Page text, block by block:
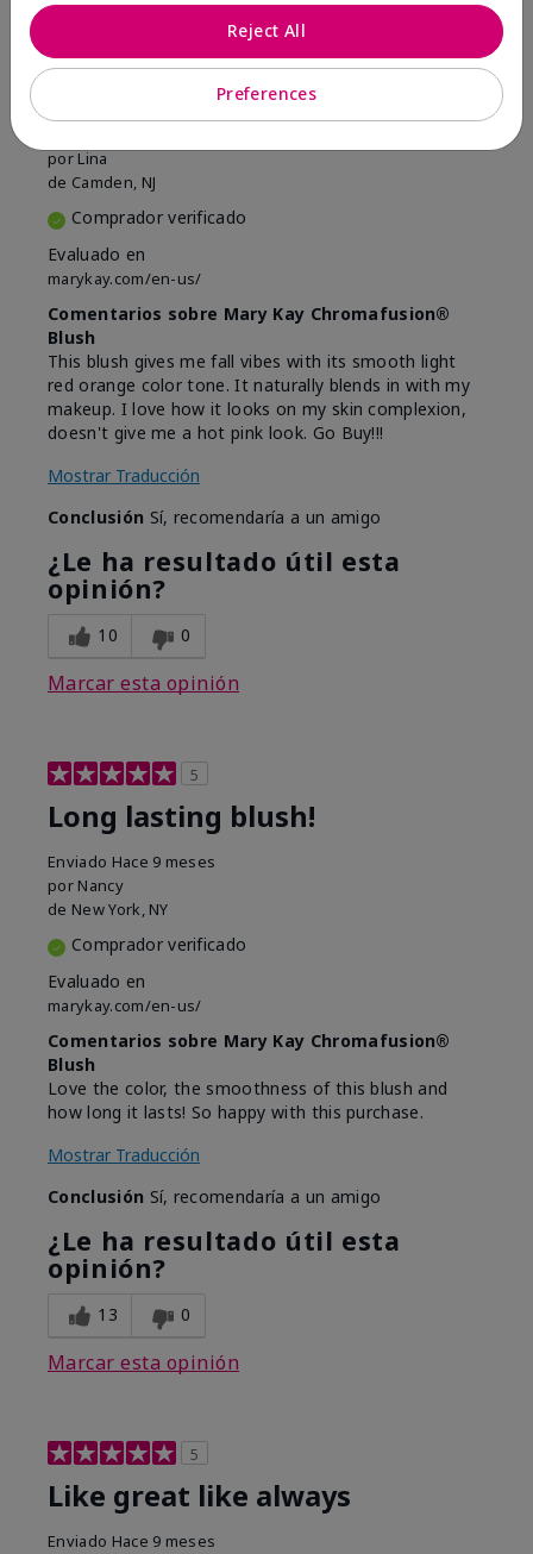
porLina
de Camden, NJ
Comprador verificado
Evaluado en
marykay.com/en-us/
Comentarios sobre Mary Kay Chromafusion®
Blush
This blush gives me fall vibes with its smooth light
red orange color tone. It naturally blends in with my
makeup. I love how it looks on my skin complexion,
doesn't give me a hot pink look. Go Buy!!!
Mostrar Traducción
Conclusión Sí, recomendaría a un amigo
¿Le ha resultado útil esta
opinión?
10 0
Marcar esta opinión
5
Long lasting blush!
Enviado Hace 9 meses
por Nancy
de New York, NY
Comprador verificado
Evaluado en
marykay.com/en-us/
Comentarios sobre Mary Kay Chromafusion®
Blush
Love the color, the smoothness of this blush and
how long it lasts! So happy with this purchase.
Mostrar Traducción
Conclusión Sí, recomendaría a un amigo
¿Le ha resultado útil esta
opinión?
13 0
Marcar esta opinión
5
Like great like always
Enviado Hace 9 meses
Preferences
Reject All